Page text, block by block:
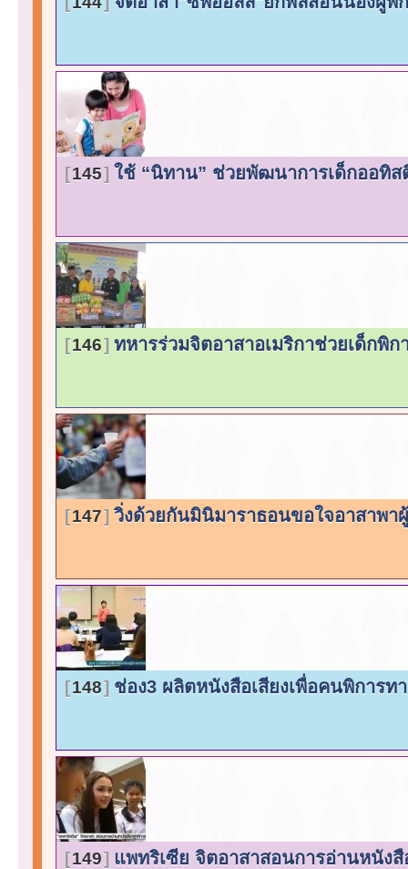
145 ใช้ “นิทาน” ช่วยพัฒนาการเด็กออทิ
146 ทหารร่วมจิตอาสาอเมริกาช่วยเด็กพิ
147 วิ่งด้วยกันมินิมาราธอนขอใจอาสาพา
148 ช่อง3 ผลิตหนังสือเสียงเพื่อคนพิการท
149 แพทริเซีย จิตอาสาสอนการอ่านหนัง